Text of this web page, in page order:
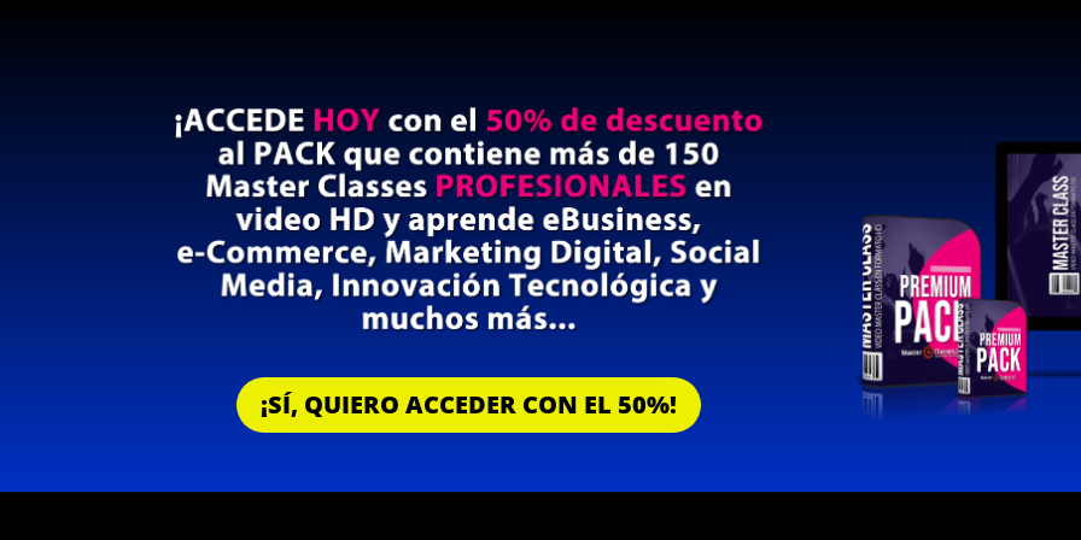
¡SÍ, QUIERO ACCEDER CON EL 50%!